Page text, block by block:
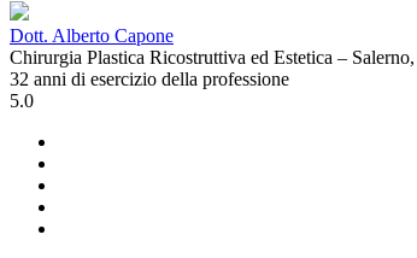
Dott. Alberto Capone
Chirurgia Plastica Ricostruttiva ed Estetica –
32 anni di esercizio della professione
5.0